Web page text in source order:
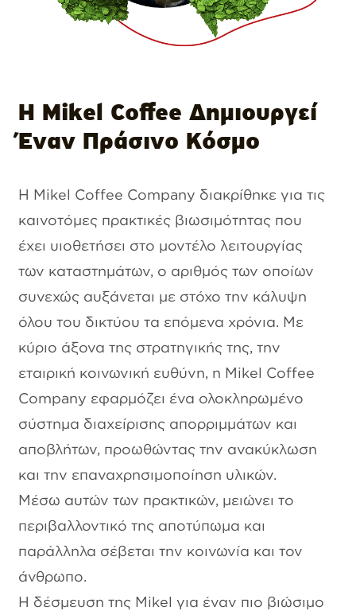
Η Μikel Coffee Δημιουργεί
Έναν Πράσινο Κόσμο
Η Mikel Coffee Company διακρίθηκε για τις
καινοτόμες πρακτικές βιωσιμότητας που
έχει υιοθετήσει στο μοντέλο λειτουργίας
των καταστημάτων, ο αριθμός των οποίων
συνεχώς αυξάνεται με στόχο την κάλυψη
όλου του δικτύου τα επόμενα χρόνια. Με
κύριο άξονα της στρατηγικής της, την
εταιρική κοινωνική ευθύνη, η Mikel Coffee
Company εφαρμόζει ένα ολοκληρωμένο
σύστημα διαχείρισης απορριμμάτων και
αποβλήτων, προωθώντας την ανακύκλωση
και την επαναχρησιμοποίηση υλικών.
Μέσω αυτών των πρακτικών, μειώνει το
περιβαλλοντικό της αποτύπωμα και
παράλληλα σέβεται την κοινωνία και τον
άνθρωπο.
Η δέσμευση της Mikel για έναν πιο βιώσιμο